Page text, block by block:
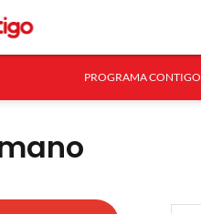
PROGRAMA CONTIGO